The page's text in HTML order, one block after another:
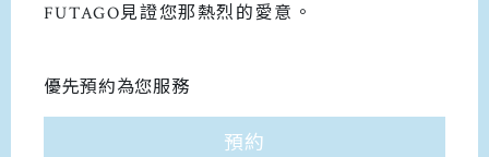
FUTAGO見證您那熱烈的愛意。
優先預約為您服務
預約